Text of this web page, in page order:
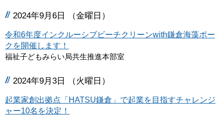
2024年9月6日 （金曜日）
令和6年度インクルーシブビーチクリーンwith鎌倉海藻ポー
クを開催します！
福祉子どもみらい局共生推進本部室
2024年9月3日 （火曜日）
起業家創出拠点「HATSU鎌倉」で起業を目指すチャレンジ
ャー10名を決定！